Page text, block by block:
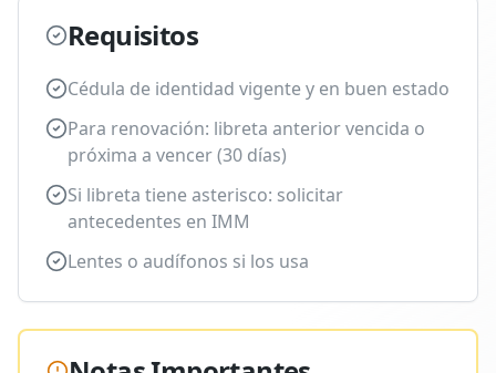
Requisitos
Cédula de identidad vigente y en buen estado
Para renovación: libreta anterior vencida o
próxima a vencer (30 días)
Si libreta tiene asterisco: solicitar
antecedentes en IMM
Lentes o audífonos si los usa